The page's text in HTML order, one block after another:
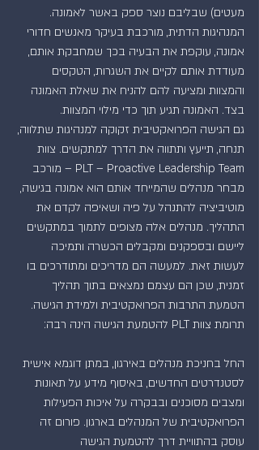
מעטים) שבליבם נוצר ספק באשר לאמונה.
המנהיגות הדתית, מורכבת בעיקר מאנשים חדורי
אמונה, עוקפת את הבעיה בכך שמחבקת אותם,
מעודדת אותם לקיים את השגרות, הטקסים
והמצוות ומציעה להם להניח את שאלת האמונה
בצד. האמונה תגיע תוך כדי מילוי המצוות.
גם הגישה הפרואקטיבית זקוקה למנהיגות שתלווה,
תנחה, תייעץ ותתווה את הדרך למתקשים. צוות
PLT – Proactive Leadership Team – מורכב
מבחר מנהלים שהמייחד אותם הוא אמונה בגישה,
מוטיביציה להתנהל על פיה ושאיפה לקדם את
התהליך. מנהלים אלה מצופים לתמוך במתקשים
ליישם ובספקנים ומקבלים הכשרה ותמיכה
לעשות זאת. למעשה הם מדריכים ומתודרכים בו
זמנית, שכן הם עצמם נמצאים בתוך תהליך
הטמעת התרבות הפרואקטיבית ולמידת הגישה.
תרומת צוות PLT להטמעת הגישה הינה רבה:
החל בחניכת מנהלים באירגון, במתן דוגמא אישית
לסטנדרטים החדשים, באיסוף מידע על תאונות
ומצבים מסוכנים ובבקרה על איכות הפעילות
הפרואקטיבית של המנהלים בארגון. פורום זה
עוסק בהתוויית דרך להטמעת הגישה